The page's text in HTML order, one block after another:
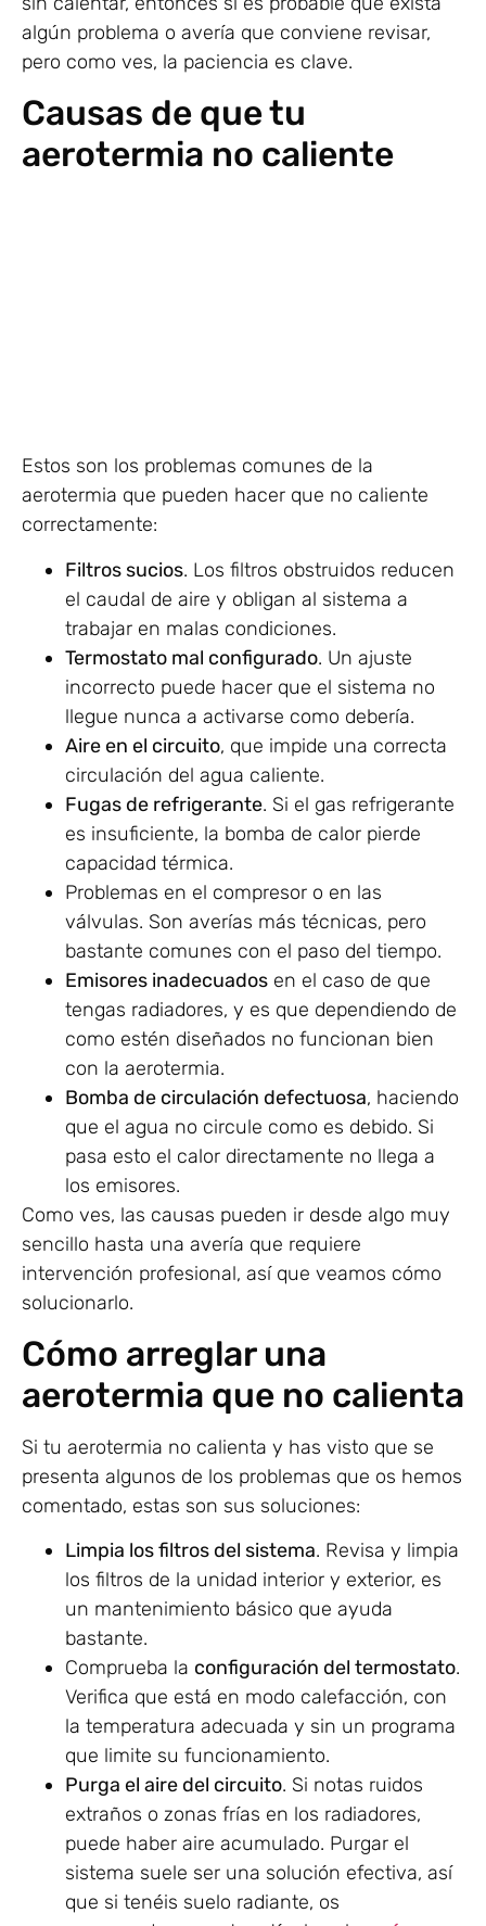
algún problema o avería que conviene revisar,
pero como ves, la paciencia es clave.
Causas de que tu
aerotermia no caliente
Estos son los problemas comunes de la
aerotermia que pueden hacer que no caliente
correctamente:
Filtros sucios. Los filtros obstruidos reducen
el caudal de aire y obligan al sistema a
trabajar en malas condiciones.
Termostato mal configurado. Un ajuste
incorrecto puede hacer que el sistema no
llegue nunca a activarse como debería.
Aire en el circuito, que impide una correcta
circulación del agua caliente.
Fugas de refrigerante. Si el gas refrigerante
es insuficiente, la bomba de calor pierde
capacidad térmica.
Problemas en el compresor o en las
válvulas. Son averías más técnicas, pero
bastante comunes con el paso del tiempo.
Emisores inadecuados en el caso de que
tengas radiadores, y es que dependiendo de
como estén diseñados no funcionan bien
con la aerotermia.
Bomba de circulación defectuosa, haciendo
que el agua no circule como es debido. Si
pasa esto el calor directamente no llega a
los emisores.
Como ves, las causas pueden ir desde algo muy
sencillo hasta una avería que requiere
intervención profesional, así que veamos cómo
solucionarlo.
Cómo arreglar una
aerotermia que no calienta
Si tu aerotermia no calienta y has visto que se
presenta algunos de los problemas que os hemos
comentado, estas son sus soluciones:
Limpia los filtros del sistema. Revisa y limpia
los filtros de la unidad interior y exterior, es
un mantenimiento básico que ayuda
bastante.
Comprueba la configuración del termostato.
Verifica que está en modo calefacción, con
la temperatura adecuada y sin un programa
que limite su funcionamiento.
Purga el aire del circuito. Si notas ruidos
extraños o zonas frías en los radiadores,
puede haber aire acumulado. Purgar el
sistema suele ser una solución efectiva, así
que si tenéis suelo radiante, os